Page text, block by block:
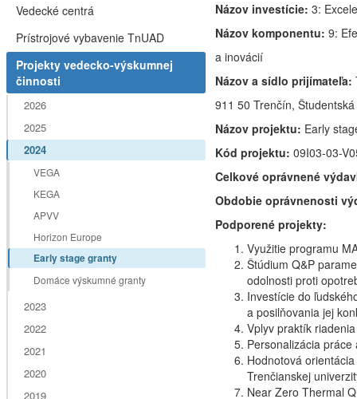
Názov investície: 3:
Názov komponentu: 9:
a inovácií
Názov a sídlo prijímateľa:
911 50 Trenčín,
Názov projektu: Early
Kód projektu: 09I03-03-
Celkové oprávnené
Obdobie oprávnenosti
Podporené projekty:
Využitie programu
Štúdium Q&P
odolnosti proti
Investície do
a posilňovania jej
Vplyv praktík
Personalizácia
Hodnotová
Trenčianskej
Near Zero Thermal
Vedecké centrá
Prístrojové vybavenie TnUAD
Projekty vedecko-výskumnej
činnosti
2026
2025
2024
VEGA
KEGA
APVV
Horizon Europe
Early stage granty
Domáce výskumné granty
2023
2022
2021
2020
2019